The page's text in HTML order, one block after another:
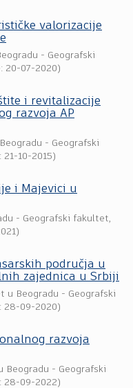
valorizacije
- Geografski
20-07-2020)
i revitalizacije
razvoja AP
- Geografski
21-10-2015)
i Majevici u
- Geografski fakultet,
područja u
zajednica u Srbiji
u Beogradu - Geografski
28-09-2020)
razvoja
Beogradu - Geografski
28-09-2022)